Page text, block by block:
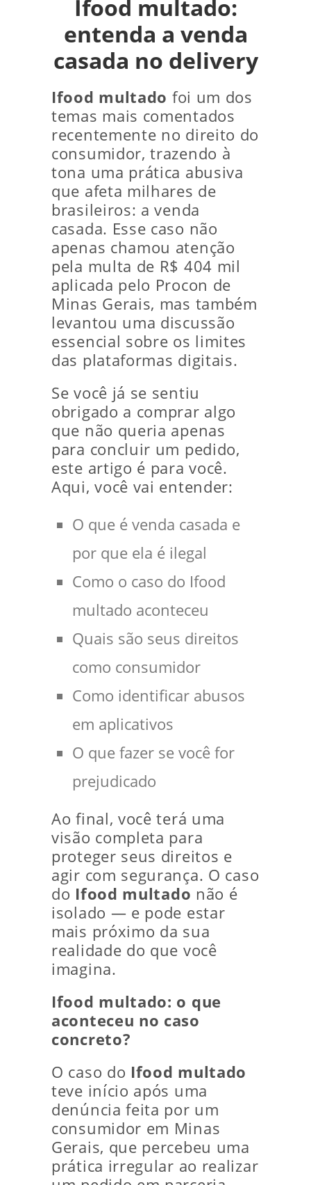
Ifood multado:
entenda a venda
casada no delivery
Ifood multado foi um dos
temas mais comentados
recentemente no direito do
consumidor, trazendo à
tona uma prática abusiva
que afeta milhares de
brasileiros: a venda
casada. Esse caso não
apenas chamou atenção
pela multa de R$ 404 mil
aplicada pelo Procon de
Minas Gerais, mas também
levantou uma discussão
essencial sobre os limites
das plataformas digitais.
Se você já se sentiu
obrigado a comprar algo
que não queria apenas
para concluir um pedido,
este artigo é para você.
Aqui, você vai entender:
O que é venda casada e
por que ela é ilegal
Como o caso do Ifood
multado aconteceu
Quais são seus direitos
como consumidor
Como identificar abusos
em aplicativos
O que fazer se você for
prejudicado
Ao final, você terá uma
visão completa para
proteger seus direitos e
agir com segurança. O caso
do Ifood multado não é
isolado — e pode estar
mais próximo da sua
realidade do que você
imagina.
Ifood multado: o que
aconteceu no caso
concreto?
O caso do Ifood multado
teve início após uma
denúncia feita por um
consumidor em Minas
Gerais, que percebeu uma
prática irregular ao realizar